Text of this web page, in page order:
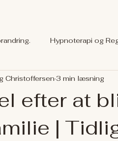
Hypnoterapi og
efter at
|
Christoffersen 3 min læsning